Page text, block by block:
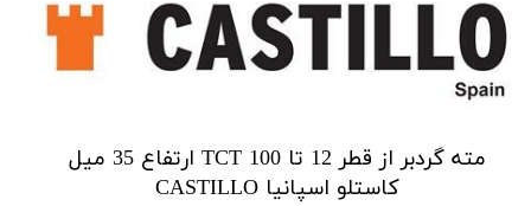
مته گردبر از قطر 12 تا 100 TCT ارتفاع 35 میل
کاستلو اسپانیا CASTILLO